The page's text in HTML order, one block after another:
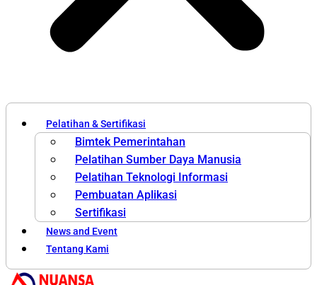
Pelatihan & Sertifikasi
Bimtek Pemerintahan
Pelatihan Sumber Daya Manusia
Pelatihan Teknologi Informasi
Pembuatan Aplikasi
Sertifikasi
News and Event
Tentang Kami